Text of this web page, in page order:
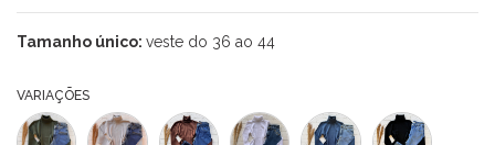
Tamanho único: veste do 36 ao 44
VARIAÇÕES